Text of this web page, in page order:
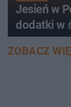
Jesień w
dodatki w
ZOBACZ